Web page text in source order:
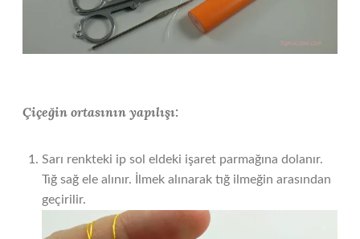
Çiçeğin ortasının yapılışı:
Sarı renkteki ip sol eldeki işaret parmağına dolanır.
Tığ sağ ele alınır. İlmek alınarak tığ ilmeğin arasından
geçirilir.